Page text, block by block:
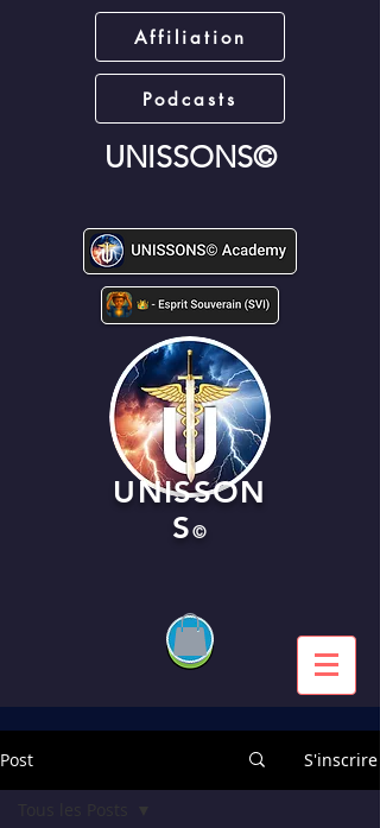
Affiliation
Podcasts
UNISSONS©
UNISSON
S©
Post S'inscrire